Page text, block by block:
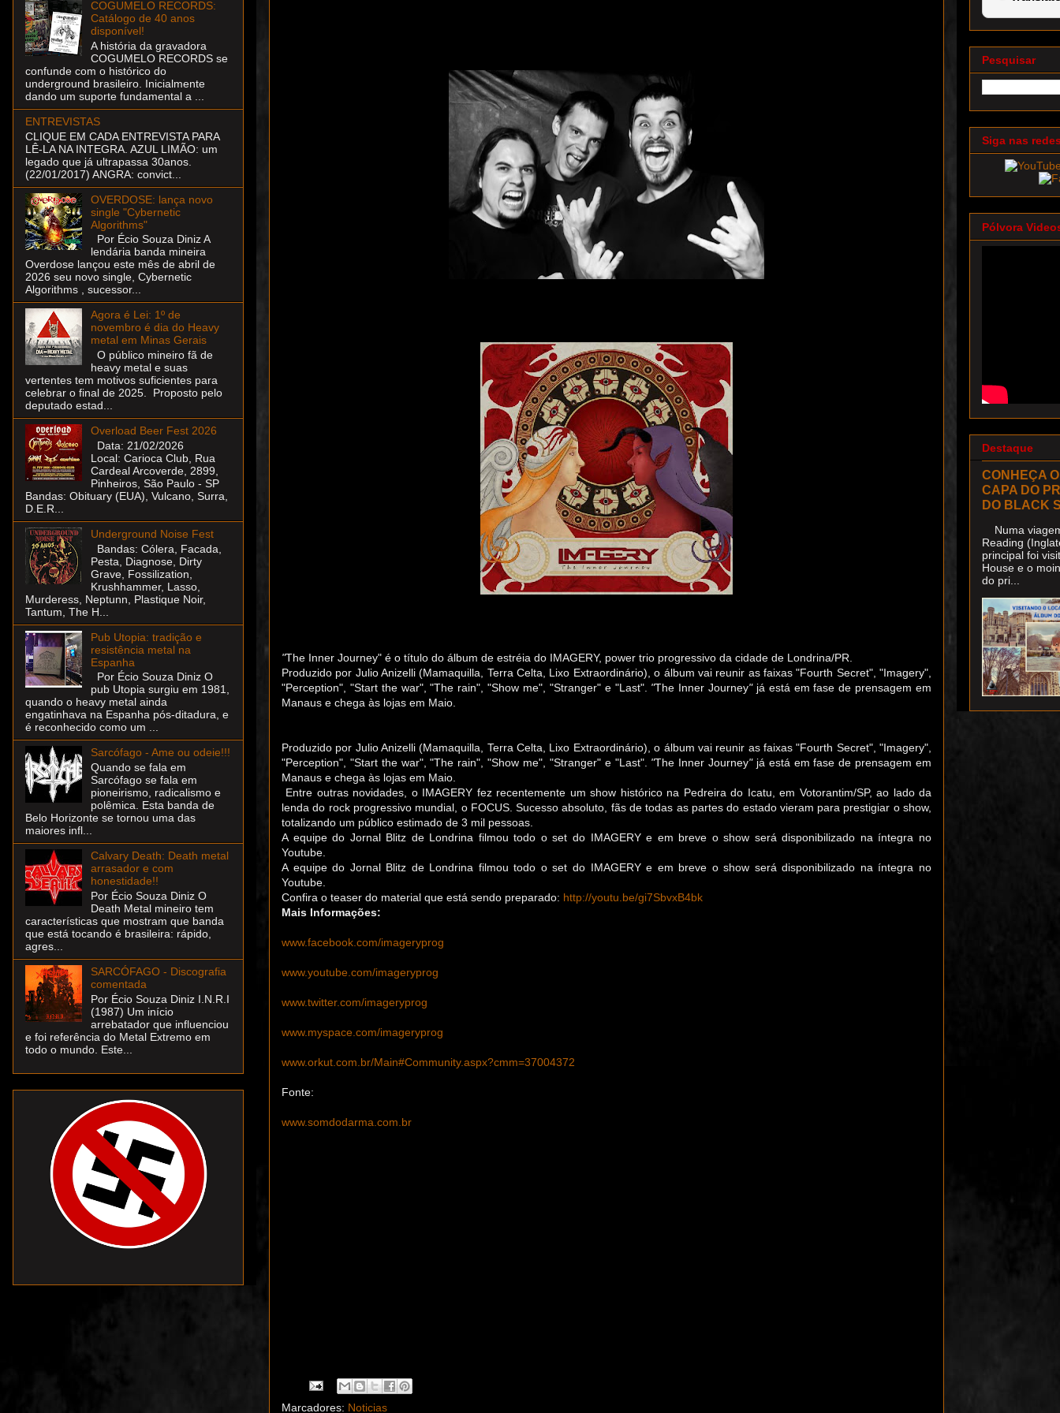
"The Inner Journey" é o título do álbum de estréia do IMAGERY, power trio progressivo da cidade de Londrina/PR
Produzido por Julio Anizelli (Mamaquilla, Terra Celta, Lixo Extraordinário), o álbum vai reunir as faixas "Fourth Secret","Imagery",
"Perception", "Start the war", "The rain", "Show me", "Stranger" e "Last". "The Inner Journey" já está em fase de prensagem em
Manaus e chega às lojas em Maio.
Produzido por Julio Anizelli (Mamaquilla, Terra Celta, Lixo Extraordinário), o álbum vai reunir as faixas "Fourth Secret","Imagery",
"Perception", "Start the war", "The rain", "Show me", "Stranger" e "Last". "The Inner Journey" já está em fase de prensagem em
Manaus e chega às lojas em Maio.
Entre outras novidades, o IMAGERY fez recentemente um show históricona Pedreira do Icatu, em Votorantim/SP,ao lado da
lenda do rock progressivo mundial, oFOCUS.Sucesso absoluto, fãs de todas as partes do estado vieram para prestigiar o show,
totalizando um público estimado de 3 mil pessoas.
A equipe do Jornal Blitz de Londrina filmou todo o set do IMAGERY e em breve o show será disponibilizado na íntegra no
Youtube.
A equipe do Jornal Blitz de Londrina filmou todo o set do IMAGERY e em breve o show será disponibilizado na íntegra no
Youtube.
Confira o teaser do material que está sendo preparado: http://youtu.be/gi7SbvxB4bk
Mais Informações:
www.facebook.com/imageryprog
www.youtube.com/imageryprog
www.twitter.com/imageryprog
www.myspace.com/imageryprog
www.orkut.com.br/Main#Community.aspx?cmm=37004372
Fonte:
www.somdodarma.com.br
Marcadores: Noticias
COGUMELO RECORDS:
Catálogo de 40 anos
disponível!
A história da gravadora
COGUMELO RECORDS se
confunde com o histórico do
underground brasileiro. Inicialmente
dando um suporte fundamental a ...
ENTREVISTAS
CLIQUE EM CADA ENTREVISTA PARA
LÊ-LA NA INTEGRA. AZUL LIMÃO: um
legado que já ultrapassa 30anos.
(22/01/2017) ANGRA: convict...
OVERDOSE: lança novo
single "Cybernetic
Algorithms"
Por Écio Souza Diniz A
lendária banda mineira
Overdose lançou este mês de abril de
2026 seu novo single, Cybernetic
Algorithms , sucessor...
Agora é Lei: 1º de
novembro é dia do Heavy
metal em Minas Gerais
O público mineiro fã de
heavy metal e suas
vertentes tem motivos suficientes para
celebrar o final de 2025. Proposto pelo
deputado estad...
Overload Beer Fest 2026
Data: 21/02/2026
Local: Carioca Club, Rua
Cardeal Arcoverde, 2899,
Pinheiros, São Paulo - SP
Bandas: Obituary (EUA), Vulcano, Surra,
D.E.R...
Underground Noise Fest
Bandas: Cólera, Facada,
Pesta, Diagnose, Dirty
Grave, Fossilization,
Krushhammer, Lasso,
Murderess, Neptunn, Plastique Noir,
Tantum, The H...
Pub Utopia: tradição e
resistência metal na
Espanha
Por Écio Souza Diniz O
pub Utopia surgiu em 1981,
quando o heavy metal ainda
engatinhava na Espanha pós-ditadura, e
é reconhecido como um ...
Sarcófago - Ame ou odeie!!!
Quando se fala em
Sarcófago se fala em
pioneirismo, radicalismo e
polêmica. Esta banda de
Belo Horizonte se tornou uma das
maiores infl...
Calvary Death: Death metal
arrasador e com
honestidade!!
Por Écio Souza Diniz O
Death Metal mineiro tem
características que mostram que banda
que está tocando é brasileira: rápido,
agres...
SARCÓFAGO - Discografia
comentada
Por Écio Souza Diniz I.N.R.I
(1987) Um início
arrebatador que influenciou
e foi referência do Metal Extremo em
todo o mundo. Este...
Pesquisar
Siga nas
Pólvora
Destaque
CONHEÇA
CAPA DO
DO BLACK
Numa
Reading
principal foi
House e o
do pri...